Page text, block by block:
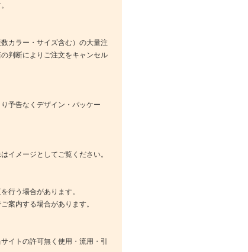
カラー・サイズ含む）の大量注
判断によりご注文をキャンセル
予告なくデザイン・パッケー
イメージとしてご覧ください。
行う場合があります。
案内する場合があります。
イトの許可無く使用・流用・引